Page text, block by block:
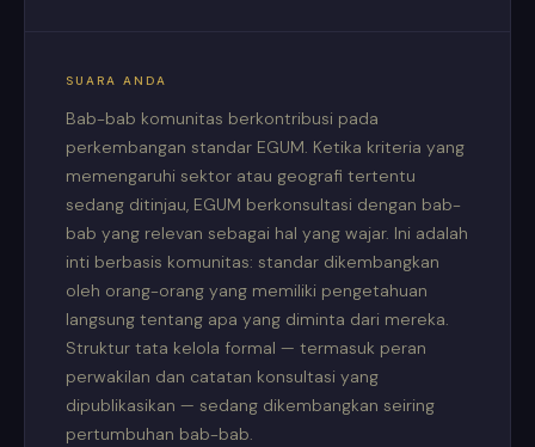
SUARA ANDA
Bab-bab komunitas berkontribusi pada
perkembangan standar EGUM. Ketika kriteria yang
memengaruhi sektor atau geografi tertentu
sedang ditinjau, EGUM berkonsultasi dengan bab-
bab yang relevan sebagai hal yang wajar. Ini adalah
inti berbasis komunitas: standar dikembangkan
oleh orang-orang yang memiliki pengetahuan
langsung tentang apa yang diminta dari mereka.
Struktur tata kelola formal — termasuk peran
perwakilan dan catatan konsultasi yang
dipublikasikan — sedang dikembangkan seiring
pertumbuhan bab-bab.